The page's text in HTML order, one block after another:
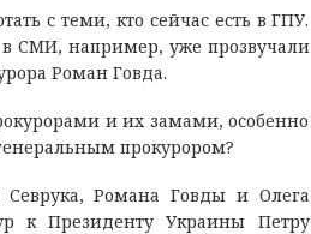
с теми, кто сейчас есть в ГПУ.
в СМИ, например, уже прозвучали
Роман Говда.
и их замами, особенно
прокурором?
Романа Говды и Олега
к Президенту Украины Петру